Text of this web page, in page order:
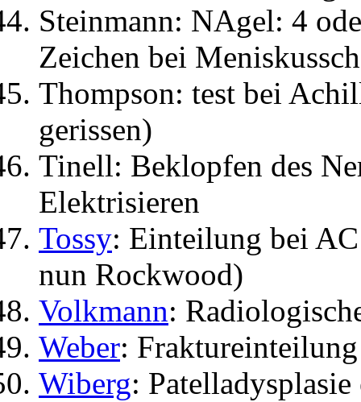
Steinmann: NAgel: 4
Zeichen bei
Thompson: test bei
gerissen)
Tinell: Beklopfen des
Elektrisieren
Tossy: Einteilung bei
nun Rockwood)
Volkmann:
Weber:
Wiberg: